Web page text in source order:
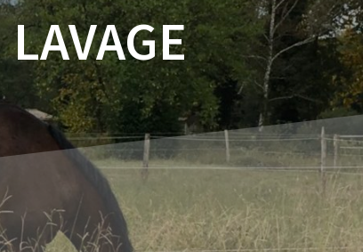
LAVAGE